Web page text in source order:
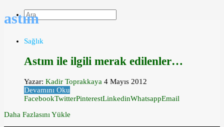
astım
Sağlık
Astım ile ilgili merak edilenler…
Yazar: Kadir Toprakkaya 4 Mayıs 2012
Devamını Oku
FacebookTwitterPinterestLinkedinWhatsappEmail
Daha Fazlasını Yükle